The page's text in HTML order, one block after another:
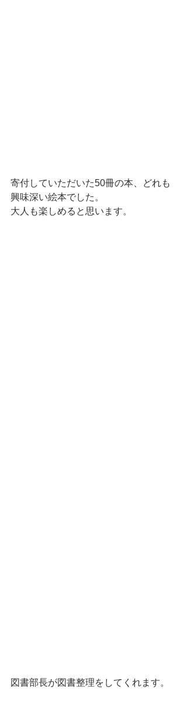
寄付していただいた50冊の本、どれも
興味深い絵本でした。
大人も楽しめると思います。
図書部長が図書整理をしてくれます。